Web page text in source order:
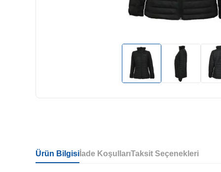
Ürün Bilgisi İade KoşullarıTaksit Seçenekleri